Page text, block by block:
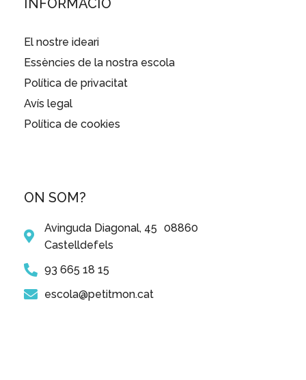
INFORMACIÓ
El nostre ideari
Essències de la nostra escola
Política de privacitat
Avís legal
Política de cookies
ON SOM?
Avinguda Diagonal, 45 08860
Castelldefels
93 665 18 15
escola@petitmon.cat